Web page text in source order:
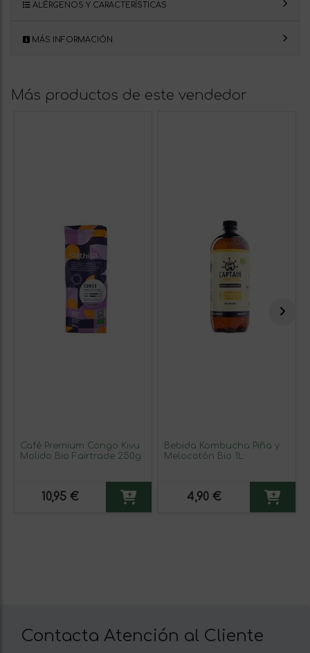
ALÉRGENOS Y CARACTERÍSTICAS
MÁS INFORMACIÓN
Más productos de este vendedor
Café Premium Congo Kivu
Molido Bio Fairtrade 250g
10,95 €
Bebida Kombucha Piña y
Melocotón Bio 1L
4,90 €
Contacta Atención al Cliente